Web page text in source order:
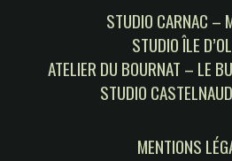
STUDIO CARNAC –
STUDIO ÎLE
ATELIER DU BOURNAT – LE
STUDIO
MENTIONS